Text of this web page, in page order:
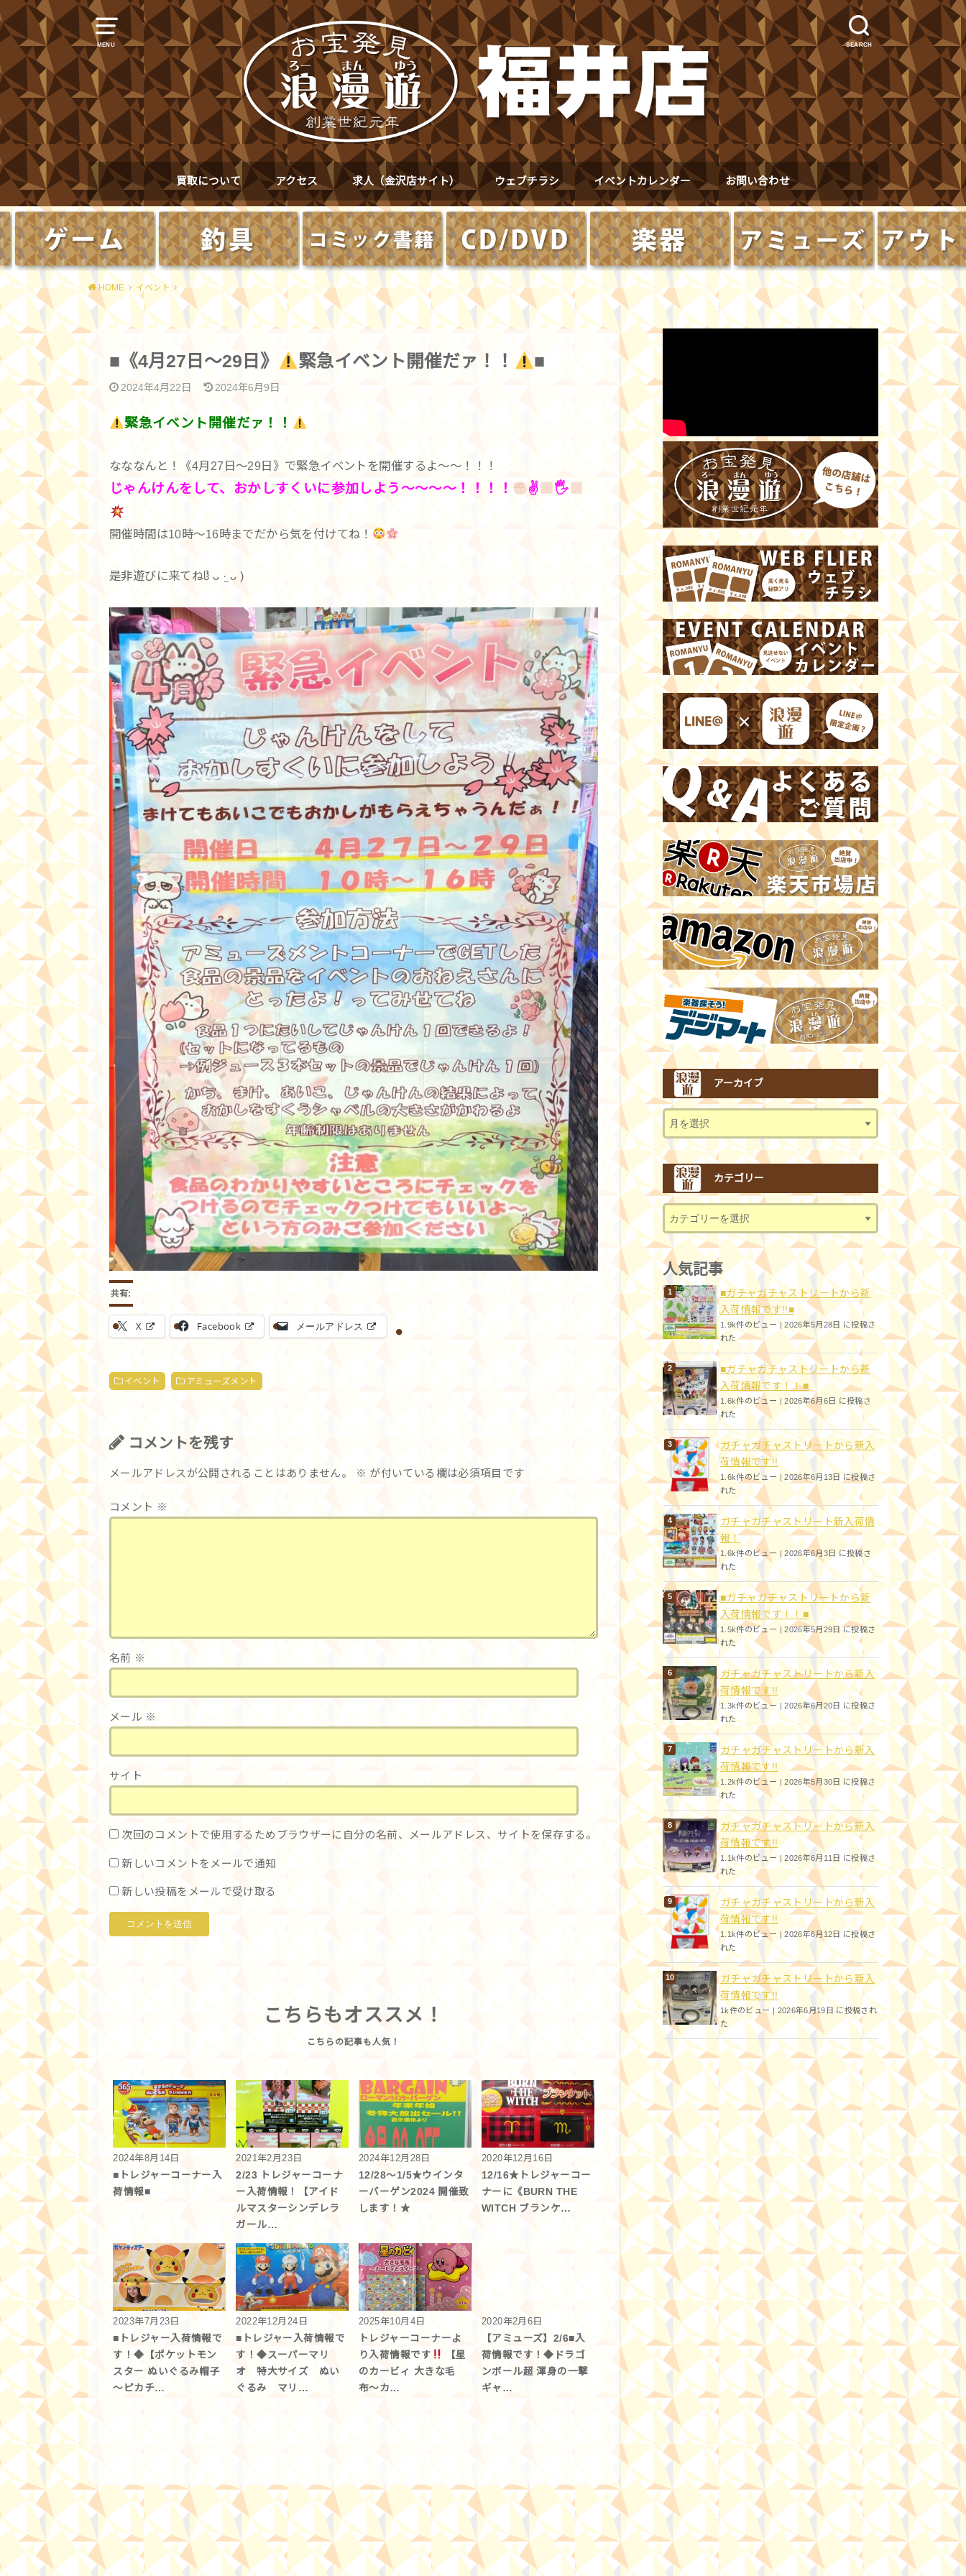
MENU SEARCH
買取について アクセス 求人（金沢店サイト） ウェブチラシ イベントカレンダー お問い合わせ
HOME イベント
■《4月27日〜29日》 緊急イベント開催だァ！！ ■
2024年4月22日 2024年6月9日
緊急イベント開催だァ！！
なななんと！《4月27日〜29日》で緊急イベントを開催するよ〜〜！！！
じゃんけんをして、おかしすくいに参加しよう〜〜〜〜！！！！ ✌ 🖐
開催時間は10時〜16時までだから気を付けてね！
是非遊びに来てねჱ̒ ᴗ ·̫ ᴗ )
共有:
X Facebook メールアドレス
イベント アミューズメント
コメントを残す
メールアドレスが公開されることはありません。 ※ が付いている欄は必須項目です
コメント ※
名前 ※
メール ※
サイト
次回のコメントで使用するためブラウザーに自分の名前、メールアドレス、サイトを保存する。
新しいコメントをメールで通知
新しい投稿をメールで受け取る
こちらもオススメ！
2024年8月14日
■トレジャーコーナー入
荷情報■
2021年2月23日
2/23 トレジャーコーナ
ー入荷情報！【アイド
ルマスターシンデレラ
ガール…
2024年12月28日
12/28〜1/5★ウインタ
ーバーゲン2024 開催致
します！★
2020年12月16日
12/16★トレジャーコー
ナーに《BURN THE
WITCH ブランケ…
2023年7月23日
■トレジャー入荷情報で
す！◆【ポケットモン
スター ぬいぐるみ帽子
～ピカチ…
2022年12月24日
■トレジャー入荷情報で
す！◆スーパーマリ
オ 特大サイズ ぬい
ぐるみ マリ…
2025年10月4日
トレジャーコーナーよ
り入荷情報です
【星
のカービィ 大きな毛
布〜カ…
2020年2月6日
【アミューズ】2/6■入
荷情報です！◆ドラゴ
ンボール超 渾身の一撃
ギャ…
アーカイブ
カテゴリー
人気記事
■ガチャガチャストリートから新
入荷情報です!!■
1.9k件のビュー|2026年5月28日 に投稿さ
れた
■ガチャガチャストリートから新
入荷情報です！！■
1.6k件のビュー |2026年6月6日 に投稿さ
れた
ガチャガチャストリートから新入
荷情報です!!
1.6k件のビュー|2026年6月13日 に投稿さ
れた
ガチャガチャストリート新入荷情
報！
1.6k件のビュー |2026年6月3日 に投稿さ
れた
■ガチャガチャストリートから新
入荷情報です！！■
1.5k件のビュー |2026年5月29日 に投稿さ
れた
ガチャガチャストリートから新入
荷情報です!!
1.3k件のビュー|2026年6月20日 に投稿さ
れた
ガチャガチャストリートから新入
荷情報です!!
1.2k件のビュー |2026年5月30日 に投稿さ
れた
ガチャガチャストリートから新入
荷情報です!!
1.1k件のビュー|2026年6月11日 に投稿さ
れた
ガチャガチャストリートから新入
荷情報です!!
1.1k件のビュー |2026年6月12日 に投稿さ
れた
ガチャガチャストリートから新入
荷情報です!!
1k件のビュー |2026年6月19日 に投稿され
た